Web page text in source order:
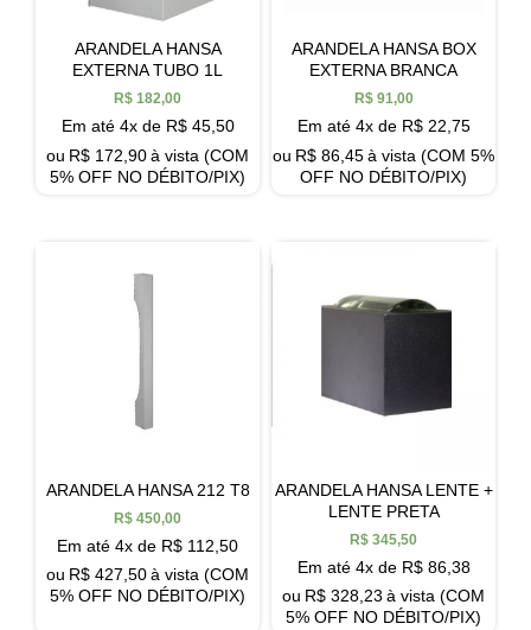
ARANDELA HANSA
EXTERNA TUBO 1L
R$ 182,00
Em até 4x de R$45,50
ou R$ 172,90à vista (COM
5% OFF NO DÉBITO/PIX)
ARANDELA HANSA BOX
EXTERNA BRANCA
R$91,00
Em até 4x de R$22,75
ou R$ 86,45à vista (COM 5%
OFF NO DÉBITO/PIX)
ARANDELA HANSA 212 T8
R$ 450,00
Em até 4x de R$ 112,50
ou R$ 427,50à vista (COM
5% OFF NO DÉBITO/PIX)
ARANDELA HANSA LENTE +
LENTE PRETA
R$ 345,50
Em até 4x de R$86,38
ou R$ 328,23 à vista (COM
5% OFF NO DÉBITO/PIX)